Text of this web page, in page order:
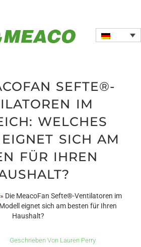
SEFTE®-
IM
WELCHES
SICH AM
FÜR IHREN
» Die MeacoFan Sefte®-Ventilatoren im
eignet sich am besten für Ihren
Haushalt?
Geschrieben VonLauren Perry